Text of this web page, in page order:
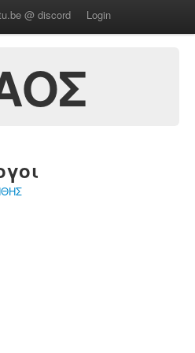
@ discord Login